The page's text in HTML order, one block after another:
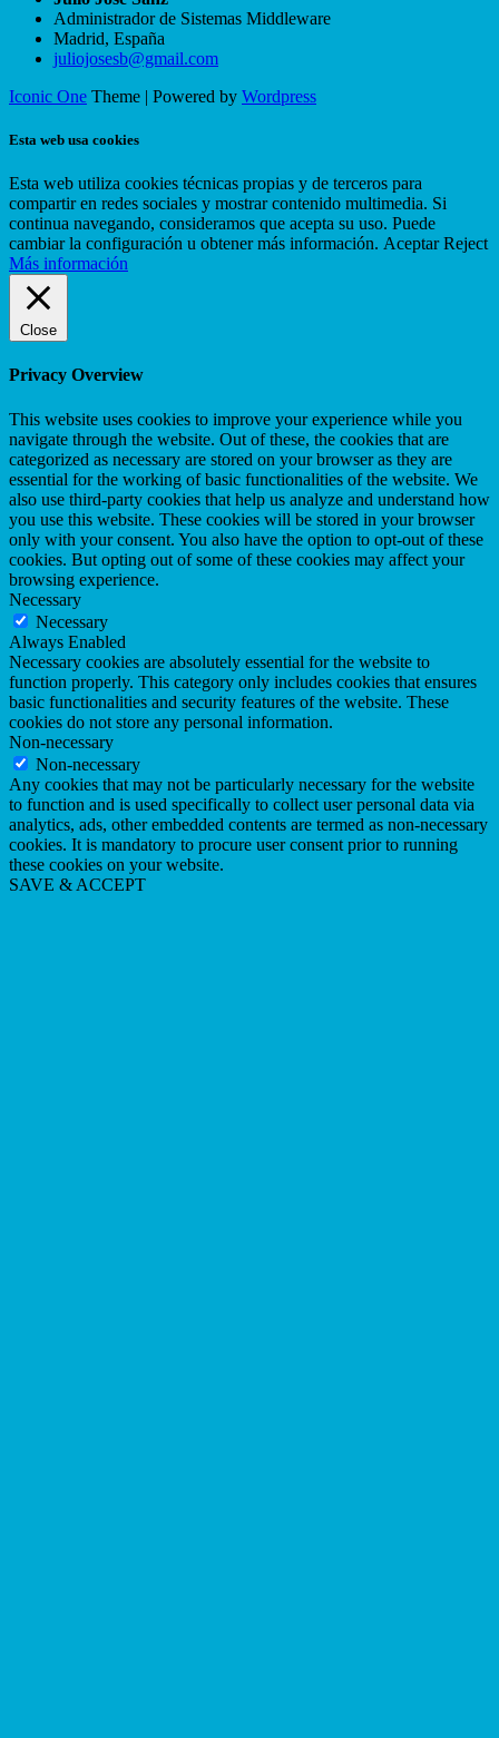
Administrador de Sistemas Middleware
Madrid, España
juliojosesb@gmail.com
Iconic One Theme | Powered by Wordpress
Esta web usa cookies
Esta web utiliza cookies técnicas propias y de terceros para
compartir en redes sociales y mostrar contenido multimedia. Si
continua navegando, consideramos que acepta su uso. Puede
cambiar la configuración u obtener más información. Aceptar Reject
Más información
Close
Privacy Overview
This website uses cookies to improve your experience while you
navigate through the website. Out of these, the cookies that are
categorized as necessary are stored on your browser as they are
essential for the working of basic functionalities of the website. We
also use third-party cookies that help us analyze and understand how
you use this website. These cookies will be stored in your browser
only with your consent. You also have the option to opt-out of these
cookies. But opting out of some of these cookies may affect your
browsing experience.
Necessary
Necessary
Always Enabled
Necessary cookies are absolutely essential for the website to
function properly. This category only includes cookies that ensures
basic functionalities and security features of the website. These
cookies do not store any personal information.
Non-necessary
Non-necessary
Any cookies that may not be particularly necessary for the website
to function and is used specifically to collect user personal data via
analytics, ads, other embedded contents are termed as non-necessary
cookies. It is mandatory to procure user consent prior to running
these cookies on your website.
SAVE & ACCEPT